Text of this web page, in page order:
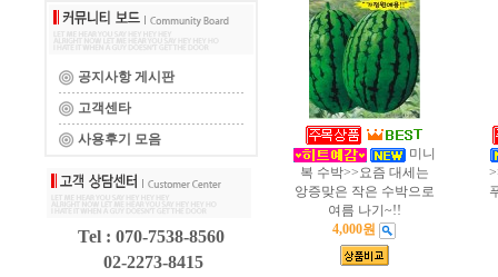
공지사항 게시판
고객센타
사용후기 모음
Tel : 070-7538-8560
02-2273-8415
미니
복 수박>>요즘 대세는
앙증맞은 작은 수박으로
여름 나기~!!
4,000원